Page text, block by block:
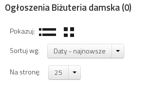
Ogłoszenia Biżuteria damska(0)
Pokazuj:
Sortuj wg:
Daty - najnowsze
Na stronę: 25